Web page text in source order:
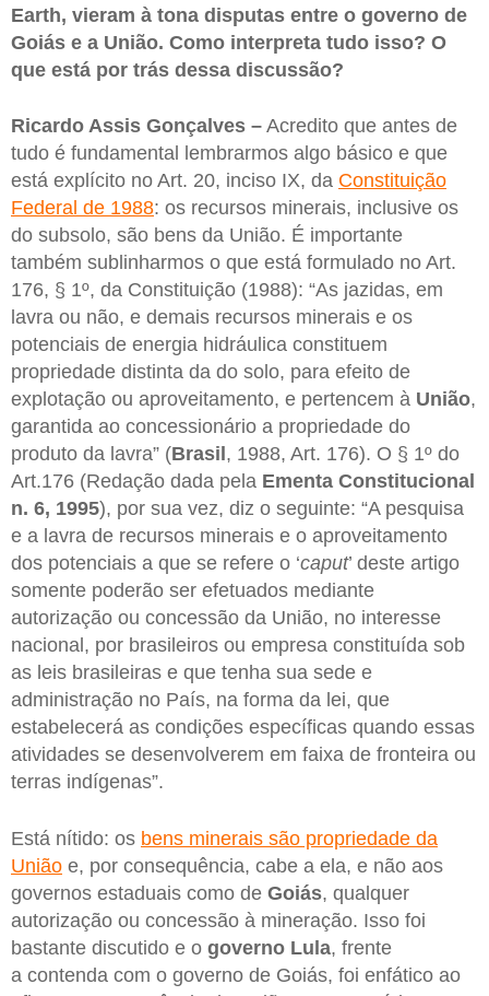
Earth, vieram à tona disputas entre o governo de
Goiás e a União. Como interpreta tudo isso? O
que está por trás dessa discussão?
Ricardo Assis Gonçalves – Acredito que antes de
tudo é fundamental lembrarmos algo básico e que
está explícito no Art. 20, inciso IX, da Constituição
Federal de 1988: os recursos minerais, inclusive os
do subsolo, são bens da União. É importante
também sublinharmos o que está formulado no Art.
176, § 1º, da Constituição (1988): “As jazidas, em
lavra ou não, e demais recursos minerais e os
potenciais de energia hidráulica constituem
propriedade distinta da do solo, para efeito de
explotação ou aproveitamento, e pertencem à União,
garantida ao concessionário a propriedade do
produto da lavra” (Brasil , 1988, Art. 176). O § 1º do
Art.176 (Redação dada pela Ementa Constitucional
n. 6, 1995), por sua vez, diz o seguinte: “A pesquisa
e a lavra de recursos minerais e o aproveitamento
dos potenciais a que se refere o ‘caput’ deste artigo
somente poderão ser efetuados mediante
autorização ou concessão da União, no interesse
nacional, por brasileiros ou empresa constituída sob
as leis brasileiras e que tenha sua sede e
administração no País, na forma da lei, que
estabelecerá as condições específicas quando essas
atividades se desenvolverem em faixa de fronteira ou
terras indígenas”.
Está nítido: os bens minerais são propriedade da
União e, por consequência, cabe a ela, e não aos
governos estaduais como de Goiás, qualquer
autorização ou concessão à mineração. Isso foi
bastante discutido e o governo Lula, frente
a contenda com o governo de Goiás, foi enfático ao